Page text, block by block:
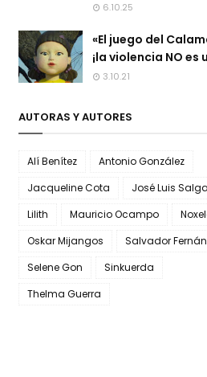
6.10.25
«El juego del
¡la violencia NO es
3.10.21
AUTORAS Y AUTORES
Alí Benítez
Antonio González
Jacqueline Cota
José Luis
Lilith
Mauricio Ocampo
Oskar Mijangos
Salvador
Selene Gon
Sinkuerda
Thelma Guerra